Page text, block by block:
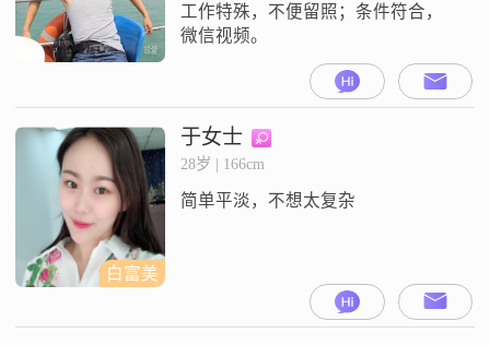
工作特殊，不便留照；条件符合，
微信视频。
白富美
于女士
28岁 | 166cm
简单平淡，不想太复杂